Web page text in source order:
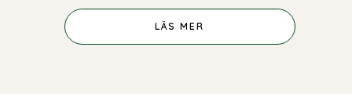
LÄS MER